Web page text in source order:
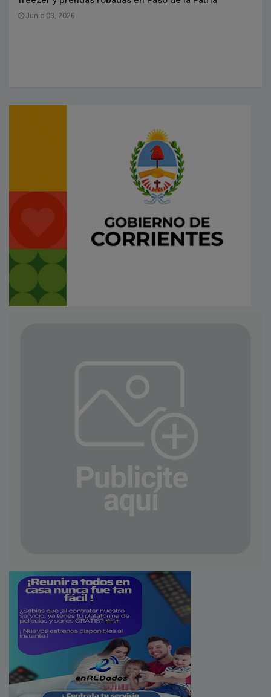
Junio 03, 2026